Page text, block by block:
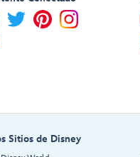
Sitios de Disney